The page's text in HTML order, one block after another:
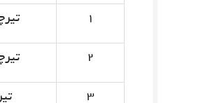
۱
۲
۳